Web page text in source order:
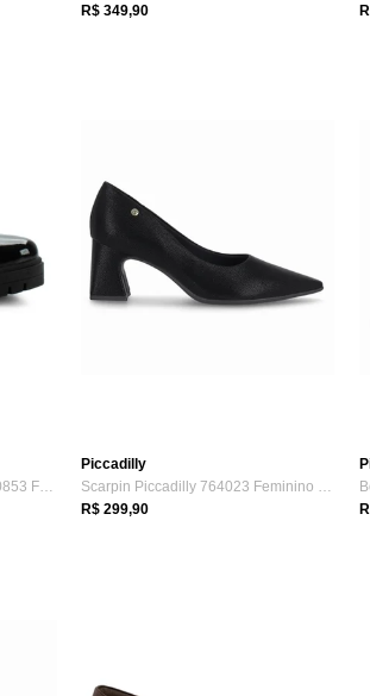
R$ 349,90
Sapato Mississipi Tratorado J0853 Feminino - Preto
Piccadilly
Scarpin Piccadilly 764023 Feminino - Preto
R$ 299,90